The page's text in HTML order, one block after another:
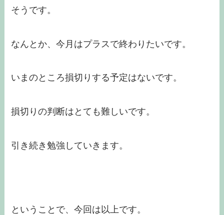
そうです。
なんとか、今月はプラスで終わりたいです。
いまのところ損切りする予定はないです。
損切りの判断はとても難しいです。
引き続き勉強していきます。
ということで、今回は以上です。